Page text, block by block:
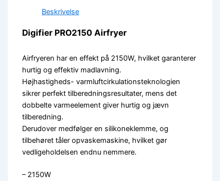
Beskrivelse
Digifier PRO2150 Airfryer
Airfryeren har en effekt på 2150W, hvilket garanterer
hurtig og effektiv madlavning.
Højhastigheds- varmluftcirkulationsteknologien
sikrer perfekt tilberedningsresultater, mens det
dobbelte varmeelement giver hurtig og jævn
tilberedning.
Derudover medfølger en silikoneklemme, og
tilbehøret tåler opvaskemaskine, hvilket gør
vedligeholdelsen endnu nemmere.
– 2150W